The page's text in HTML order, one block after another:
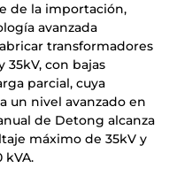
de la importación,
avanzada
transformadores
35kV, con bajas
parcial, cuya
un nivel avanzado en
de Detong alcanza
máximo de 35kV y
kVA.